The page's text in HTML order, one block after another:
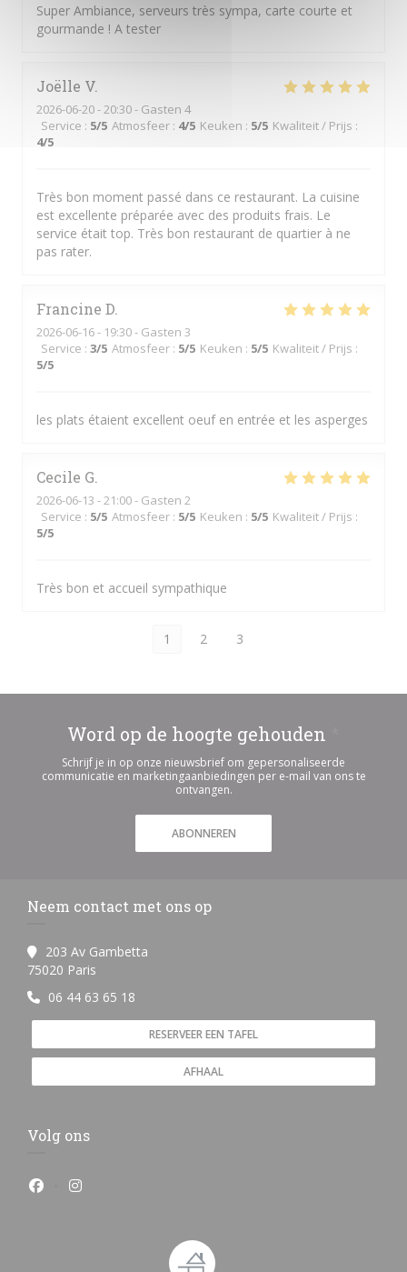
Super Ambiance, serveurs très sympa, carte courte et
gourmande ! A tester
Joëlle V
2026-06-20- 20:30 - Gasten 4
Service : 5/5 Atmosfeer : 4/5 Keuken : 5/5 Kwaliteit / Prijs :
4/5
Très bon moment passé dans ce restaurant. La cuisine
est excellente préparée avec des produits frais. Le
service était top. Très bon restaurant de quartier à ne
pas rater.
Francine D
2026-06-16- 19:30 - Gasten 3
Service : 3/5 Atmosfeer : 5/5 Keuken : 5/5 Kwaliteit / Prijs :
5/5
les plats étaient excellent oeuf en entrée et les asperges
Cecile G
2026-06-13 - 21:00 - Gasten 2
Service : 5/5 Atmosfeer : 5/5 Keuken : 5/5 Kwaliteit / Prijs :
5/5
Très bon et accueil sympathique
1 2 3
Word op de hoogte gehouden
Schrijf je in op onze nieuwsbrief om gepersonaliseerde
communicatie en marketingaanbiedingen per e-mail van ons te
ontvangen.
ABONNEREN
Neem contact met ons op
203 Av Gambetta
75020 Paris
06 44 63 65 18
RESERVEER EEN TAFEL
AFHAAL
Volg ons
Facebook ((opent in een nieuw venster))
Instagram ((opent in een nieuw venster))